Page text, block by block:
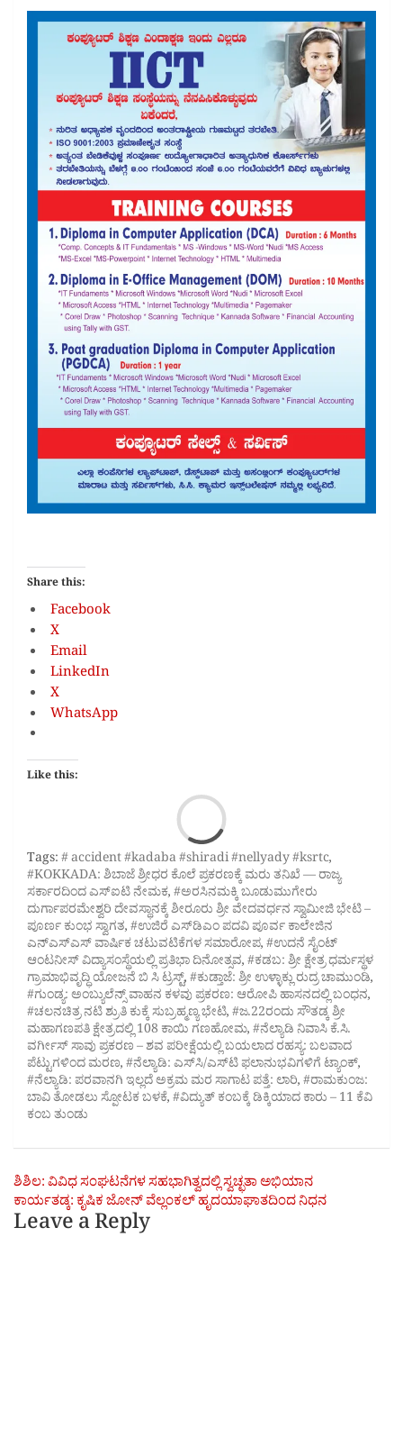
Share this:
Facebook
X
Email
LinkedIn
X
WhatsApp
Like this:
Tags:# accident #kadaba #shiradi #nellyady #ksrtc,
#KOKKADA: ಶಿಬಾಜೆ ಶ್ರೀಧರ ಕೊಲೆ ಪ್ರಕರಣಕ್ಕೆ ಮರು ತನಿಖೆ — ರಾಜ್ಯ
ಸರ್ಕಾರದಿಂದ ಎಸ್‌ಐಟಿ ನೇಮಕ,#ಅರಸಿನಮಕ್ಕಿ ಬೂಡುಮುಗೇರು
ದುರ್ಗಾಪರಮೇಶ್ವರಿ ದೇವಸ್ಥಾನಕ್ಕೆ ಶೀರೂರು ಶ್ರೀ ವೇದವರ್ಧನ ಸ್ವಾಮೀಜಿ ಭೇಟಿ –
ಪೂರ್ಣ ಕುಂಭ ಸ್ವಾಗತ,#ಉಜಿರೆ ಎಸ್‌ಡಿಎಂ ಪದವಿ ಪೂರ್ವ ಕಾಲೇಜಿನ
ಎನ್‌ಎಸ್‌ಎಸ್ ವಾರ್ಷಿಕ ಚಟುವಟಿಕೆಗಳ ಸಮಾರೋಪ,#ಉದನೆ ಸೈಂಟ್
ಆಂಟನೀಸ್‌ ವಿದ್ಯಾಸಂಸ್ಥೆಯಲ್ಲಿ ಪ್ರತಿಭಾ ದಿನೋತ್ಸವ,#ಕಡಬ: ಶ್ರೀ ಕ್ಷೇತ್ರ ಧರ್ಮಸ್ಥಳ
ಗ್ರಾಮಾಭಿವೃದ್ಧಿ ಯೋಜನೆ ಬಿ ಸಿ ಟ್ರಸ್ಟ್‌,#ಕುಡ್ತಾಜೆ: ಶ್ರೀ ಉಳ್ಳಾಕ್ಲು ರುದ್ರ ಚಾಮುಂಡಿ,
#ಗುಂಡ್ಯ: ಅಂಬ್ಯುಲೆನ್ಸ್ ವಾಹನ ಕಳವು ಪ್ರಕರಣ: ಆರೋಪಿ ಹಾಸನದಲ್ಲಿ ಬಂಧನ,
#ಚಲನಚಿತ್ರ ನಟಿ ಶ್ರುತಿ ಕುಕ್ಕೆ ಸುಬ್ರಹ್ಮಣ್ಯ ಭೇಟಿ,#ಜ.22ರಂದು ಸೌತಡ್ಕ ಶ್ರೀ
ಮಹಾಗಣಪತಿ ಕ್ಷೇತ್ರದಲ್ಲಿ 108 ಕಾಯಿ ಗಣಹೋಮ,#ನೆಲ್ಯಾಡಿ ನಿವಾಸಿ ಕೆ.ಸಿ.
ವರ್ಗೀಸ್ ಸಾವು ಪ್ರಕರಣ – ಶವ ಪರೀಕ್ಷೆಯಲ್ಲಿ ಬಯಲಾದ ರಹಸ್ಯ: ಬಲವಾದ
ಪೆಟ್ಟುಗಳಿಂದ ಮರಣ,#ನೆಲ್ಯಾಡಿ: ಎಸ್‌ಸಿ/ಎಸ್‌ಟಿ ಫಲಾನುಭವಿಗಳಿಗೆ ಟ್ಯಾಂಕ್,
#ನೆಲ್ಯಾಡಿ: ಪರವಾನಗಿ ಇಲ್ಲದೆ ಅಕ್ರಮ ಮರ ಸಾಗಾಟ ಪತ್ತೆ: ಲಾರಿ,#ರಾಮಕುಂಜ:
ಬಾವಿ ತೋಡಲು ಸ್ಪೋಟಕ ಬಳಕೆ,#ವಿದ್ಯುತ್ ಕಂಬಕ್ಕೆ ಡಿಕ್ಕಿಯಾದ ಕಾರು – 11 ಕೆವಿ
ಕಂಬ ತುಂಡು
Post
navigation
ಶಿಶಿಲ: ವಿವಿಧ ಸಂಘಟನೆಗಳ ಸಹಭಾಗಿತ್ವದಲ್ಲಿ ಸ್ವಚ್ಛತಾ ಅಭಿಯಾನ
ಕಾರ್ಯತಡ್ಕ: ಕೃಷಿಕ ಜೋನ್ ವೆಲ್ಲಂಕಲ್ ಹೃದಯಾಘಾತದಿಂದ ನಿಧನ
Leave a Reply